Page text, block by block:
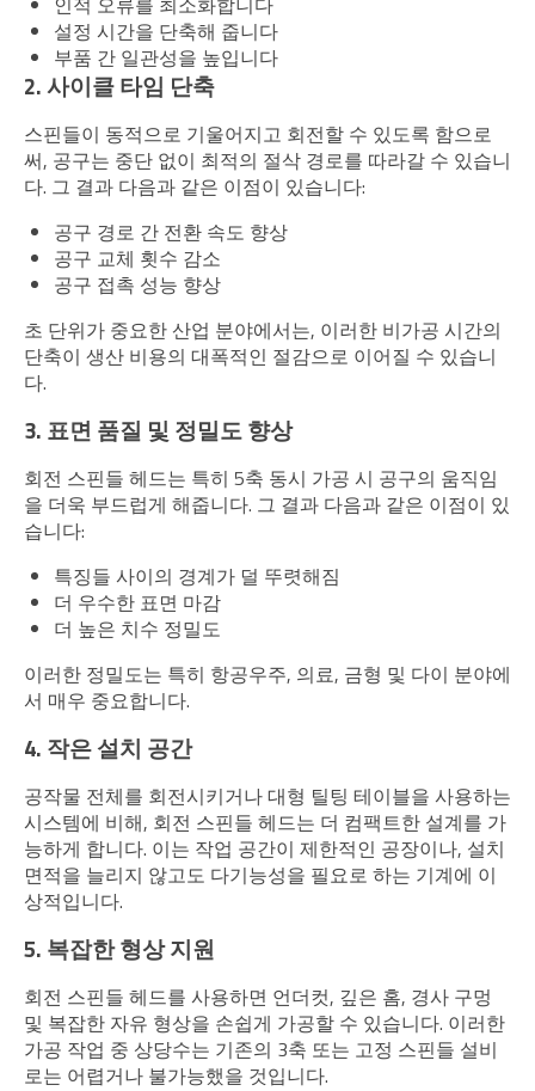
설정 시간을 단축해 줍니다
부품 간 일관성을 높입니다
2. 사이클 타임 단축
스핀들이 동적으로 기울어지고 회전할 수 있도록 함으로
써, 공구는 중단 없이 최적의 절삭 경로를 따라갈 수 있습니
다. 그 결과 다음과 같은 이점이 있습니다:
공구 경로 간 전환 속도 향상
공구 교체 횟수 감소
공구 접촉 성능 향상
초 단위가 중요한 산업 분야에서는, 이러한 비가공 시간의
단축이 생산 비용의 대폭적인 절감으로 이어질 수 있습니
다.
3. 표면 품질 및 정밀도 향상
회전 스핀들 헤드는 특히 5축 동시 가공 시 공구의 움직임
을 더욱 부드럽게 해줍니다. 그 결과 다음과 같은 이점이 있
습니다:
특징들 사이의 경계가 덜 뚜렷해짐
더 우수한 표면 마감
더 높은 치수 정밀도
이러한 정밀도는 특히 항공우주, 의료, 금형 및 다이 분야에
서 매우 중요합니다.
4. 작은 설치 공간
공작물 전체를 회전시키거나 대형 틸팅 테이블을 사용하는
시스템에 비해, 회전 스핀들 헤드는 더 컴팩트한 설계를 가
능하게 합니다. 이는 작업 공간이 제한적인 공장이나, 설치
면적을 늘리지 않고도 다기능성을 필요로 하는 기계에 이
상적입니다.
5. 복잡한 형상 지원
회전 스핀들 헤드를 사용하면 언더컷, 깊은 홈, 경사 구멍
및 복잡한 자유 형상을 손쉽게 가공할 수 있습니다. 이러한
가공 작업 중 상당수는 기존의 3축 또는 고정 스핀들 설비
로는 어렵거나 불가능했을 것입니다.